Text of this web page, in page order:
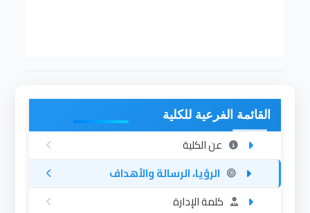
القائمة الفرعية للكلية
عن الكلية
الرؤيا، الرسالة والأهداف
كلمة الإدارة